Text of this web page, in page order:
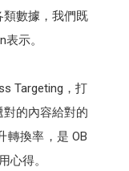
數據，我們既
示。
Targeting，打
的內容給對的
轉換率，是 OB
心得。